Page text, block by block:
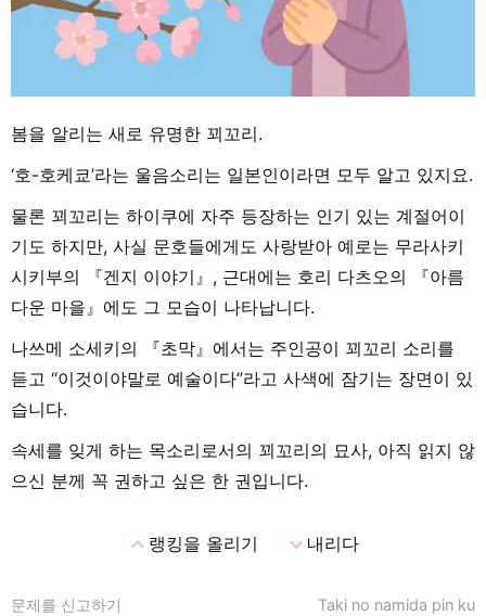
봄을 알리는 새로 유명한 꾀꼬리.
‘호-호케쿄’라는 울음소리는 일본인이라면 모두 알고 있지요.
물론 꾀꼬리는 하이쿠에 자주 등장하는 인기 있는 계절어이
기도 하지만, 사실 문호들에게도 사랑받아 예로는 무라사키
시키부의 『겐지 이야기』, 근대에는 호리 다츠오의 『아름
다운 마을』에도 그 모습이 나타납니다.
나쓰메 소세키의 『초막』에서는 주인공이 꾀꼬리 소리를
듣고 “이것이야말로 예술이다”라고 사색에 잠기는 장면이 있
습니다.
속세를 잊게 하는 목소리로서의 꾀꼬리의 묘사, 아직 읽지 않
으신 분께 꼭 권하고 싶은 한 권입니다.
expand_less랭킹을 올리기 expand_more내리다
Taki no namida pin ku
문제를 신고하기